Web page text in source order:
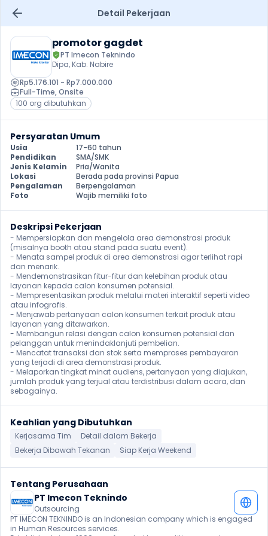
Detail Pekerjaan
promotor gagdet
PT Imecon Teknindo
Dipa, Kab. Nabire
Rp5.176.101 - Rp7.000.000
Full-Time, Onsite
100 org dibutuhkan
Persyaratan Umum
Usia
17-60 tahun
Pendidikan
SMA/SMK
Jenis Kelamin
Pria/Wanita
Lokasi
Berada pada provinsi Papua
Pengalaman
Berpengalaman
Foto
Wajib memiliki foto
Deskripsi Pekerjaan
- Mempersiapkan dan mengelola area demonstrasi produk
(misalnya booth atau stand pada suatu event).
- Menata sampel produk di area demonstrasi agar terlihat rapi
dan menarik.
- Mendemonstrasikan fitur-fitur dan kelebihan produk atau
layanan kepada calon konsumen potensial.
- Mempresentasikan produk melalui materi interaktif seperti video
atau infografis.
- Menjawab pertanyaan calon konsumen terkait produk atau
layanan yang ditawarkan.
- Membangun relasi dengan calon konsumen potensial dan
pelanggan untuk menindaklanjuti pembelian.
- Mencatat transaksi dan stok serta memproses pembayaran
yang terjadi di area demonstrasi produk.
- Melaporkan tingkat minat audiens, pertanyaan yang diajukan,
jumlah produk yang terjual atau terdistribusi dalam acara, dan
sebagainya.
Keahlian yang Dibutuhkan
Kerjasama Tim
Detail dalam Bekerja
Bekerja Dibawah Tekanan
Siap Kerja Weekend
Tentang Perusahaan
PT Imecon Teknindo
Outsourcing
PT IMECON TEKNINDO is an Indonesian company which is engaged
in Human Resources services.